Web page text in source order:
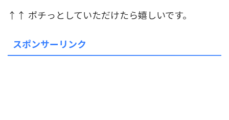
↑↑ ポチっとしていただけたら嬉しいです。
スポンサーリンク